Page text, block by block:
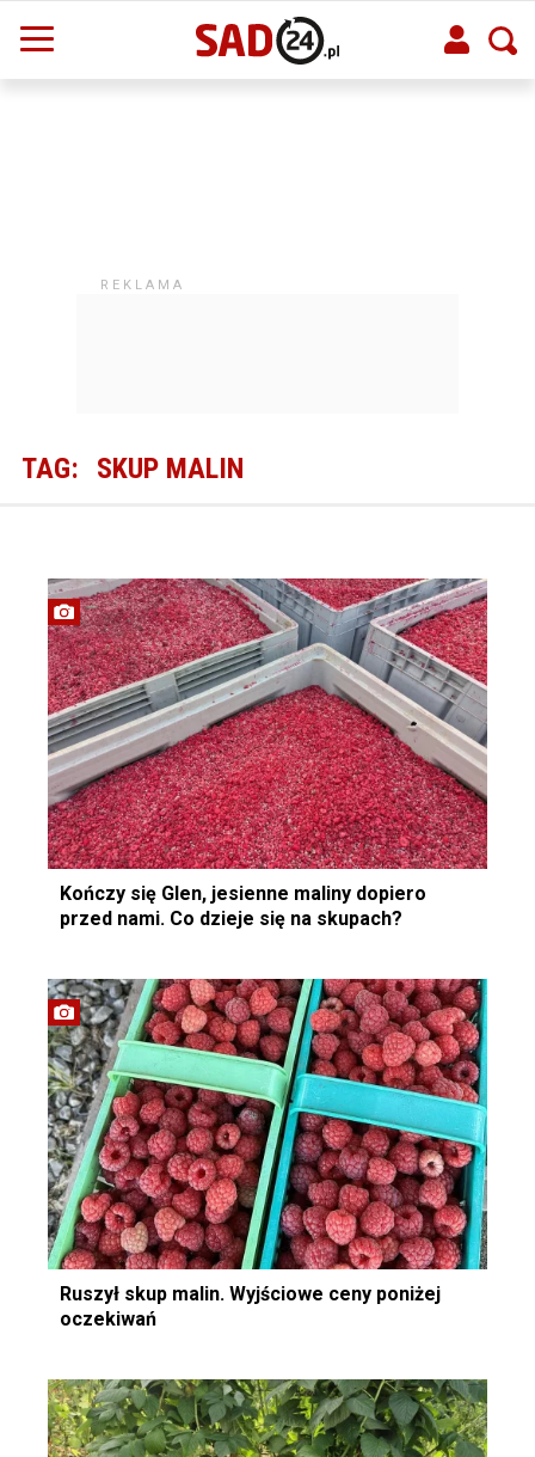
TAG: SKUP MALIN
Kończy się Glen, jesienne maliny dopiero
przed nami. Co dzieje się na skupach?
Ruszył skup malin. Wyjściowe ceny poniżej
oczekiwań